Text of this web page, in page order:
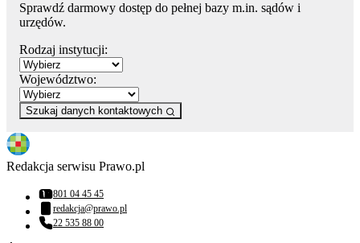
Sprawdź darmowy dostęp do pełnej bazy m.in. sądów i
urzędów.
Rodzaj instytucji:
Województwo:
Szukaj danych kontaktowych
Redakcja serwisu Prawo.pl
Numer telefonu:
801 04 45 45
Adres email:
redakcja@prawo.pl
Numer telefonu:
22 535 88 00